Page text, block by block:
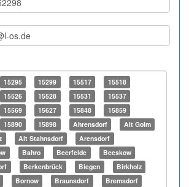
15295 15299 15517
15518
15526 15528 15531
15537
15569 15627 15848
15859
15890 15898 Ahrensdorf
Alt Golm
Alt Stahnsdorf
Arensdorf
Bahro Beerfelde
Beeskow
Berkenbrück Biegen
Birkholz
Bornow Braunsdorf Bremsdorf